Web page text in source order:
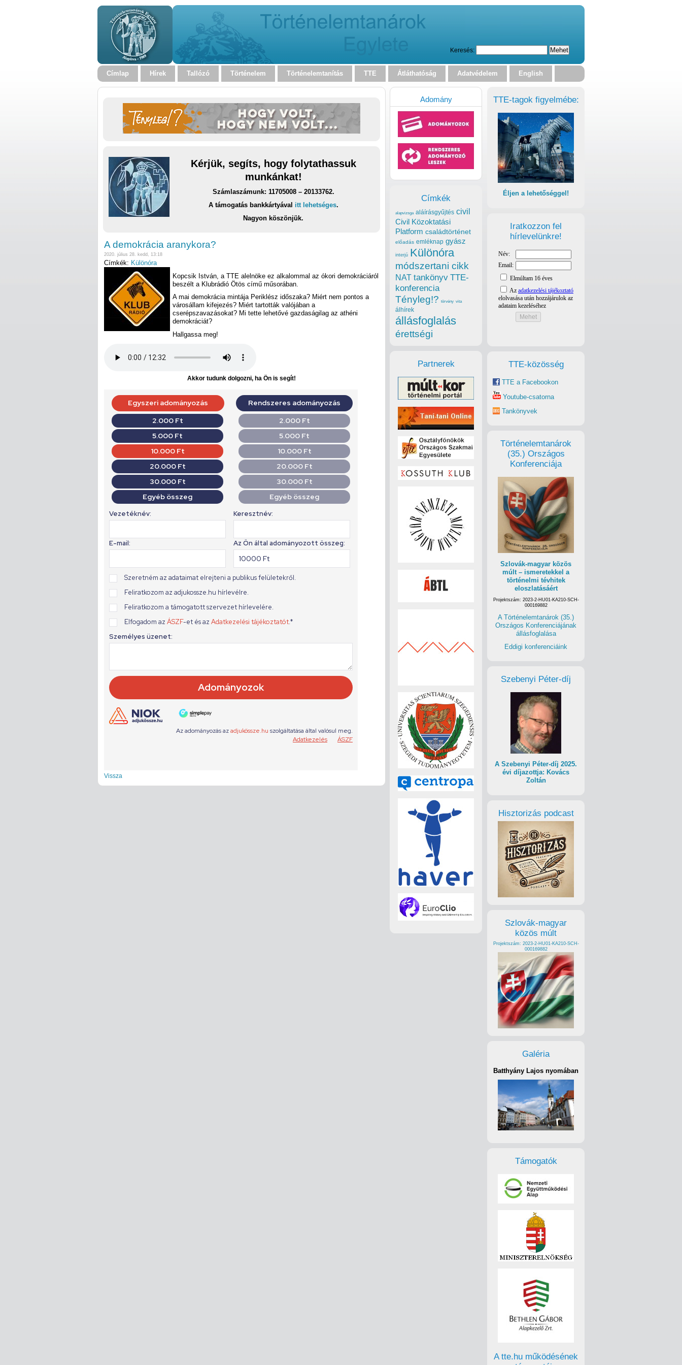
Keresés:
Címlap Hírek Tallózó Történelem Történelemtanítás TTE Átláthatóság Adatvédelem English
Kérjük, segíts, hogy folytathassuk
munkánkat!
Számlaszámunk: 11705008 – 20133762.
A támogatás bankkártyával itt lehetséges.
Nagyon köszönjük.
A demokrácia aranykora?
2020. július 28. kedd, 13:18
Címkék: Különóra
Kopcsik István, a TTE alelnöke ez alkalommal az ókori demokráciáról
beszélt a Klubrádió Ötös című műsorában.
A mai demokrácia mintája Periklész időszaka? Miért nem pontos a
városállam kifejezés? Miért tartották valójában a
cserépszavazásokat? Mi tette lehetővé gazdaságilag az athéni
demokráciát?
Hallgassa meg!
Akkor tudunk dolgozni, ha Ön is segít!
Vissza
TTE-tagok figyelmébe:
Éljen a lehetőséggel!
Iratkozzon fel
hírlevelünkre!
TTE-közösség
TTE a Facebookon
Youtube-csatorna
Tankönyvek
Történelemtanárok
(35.) Országos
Konferenciája
Szlovák-magyar közös
múlt – ismeretekkel a
történelmi tévhitek
eloszlatásáért
Projektszám: 2023-2-HU01-KA210-SCH-
000169882
A Történelemtanárok (35.)
Országos Konferenciájának
állásfoglalása
Eddigi konferenciáink
Szebenyi Péter-díj
A Szebenyi Péter-díj 2025.
évi díjazottja: Kovács
Zoltán
Hisztorizás podcast
Szlovák-magyar
közös múlt
Projektszám: 2023-2-HU01-KA210-SCH-
000169882
Galéria
Batthyány Lajos nyomában
Támogatók
A tte.hu működésének
Adomány
Címkék
alapvizsga aláírásgyűjtés civil
Civil Közoktatási
Platform családtörténet
előadás emléknap gyász
interjú Különóra
módszertani cikk
NAT tankönyv TTE-
konferencia
Tényleg!? törvény vita
álhírek
állásfoglalás
érettségi
Partnerek